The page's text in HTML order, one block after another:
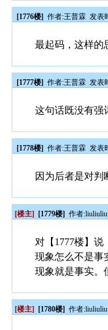
[1776楼] 作者:王普霖 发表
最起码，这样的
[1777楼] 作者:王普霖 发表
这句话既没有强
[1778楼] 作者:王普霖 发表
因为后者是对判
[楼主] [1779楼] 作者:
对【1777楼】说
现象怎么不是事
现象就是事实。
[楼主] [1780楼] 作者: